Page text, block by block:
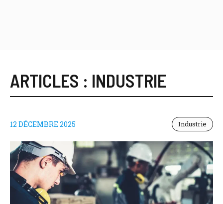
ARTICLES : INDUSTRIE
12 DÉCEMBRE 2025 Industrie